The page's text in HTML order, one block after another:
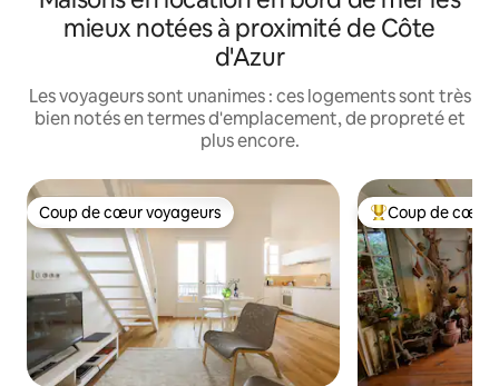
mieux notées à proximité de Côte
d'Azur
Les voyageurs sont unanimes : ces logements sont très
bien notés en termes d'emplacement, de propreté et
plus encore.
Coup de cœur voyageurs
Coup de cœur voyageurs Coups de cœur
Coup de cœur